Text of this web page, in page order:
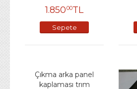
1.85000TL
Sepete
Çıkma arka panel
kaplaması trım